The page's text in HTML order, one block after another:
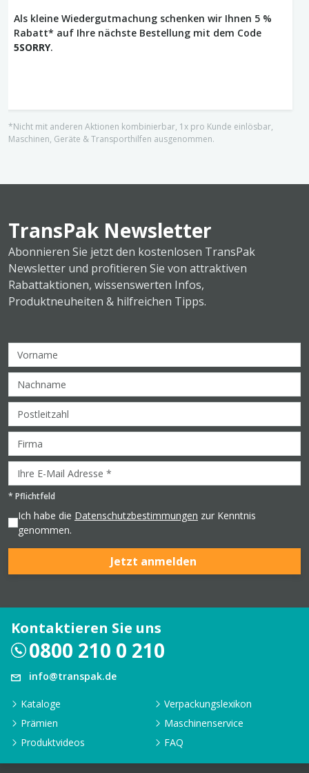
Als kleine Wiedergutmachung schenken wir Ihnen 5 %
Rabatt* auf Ihre nächste Bestellung mit dem Code
5SORRY.
*Nicht mit anderen Aktionen kombinierbar, 1x pro Kunde einlösbar,
Maschinen, Geräte & Transporthilfen ausgenommen.
TransPak Newsletter
Abonnieren Sie jetzt den kostenlosen TransPak
Newsletter und profitieren Sie von attraktiven
Rabattaktionen, wissenswerten Infos,
Produktneuheiten & hilfreichen Tipps.
* Pflichtfeld
Ich habe die Datenschutzbestimmungen zur Kenntnis
genommen.
Jetzt anmelden
Kontaktieren Sie uns
0800 210 0 210
info@transpak.de
Kataloge
Verpackungslexikon
Prämien
Maschinenservice
Produktvideos
FAQ